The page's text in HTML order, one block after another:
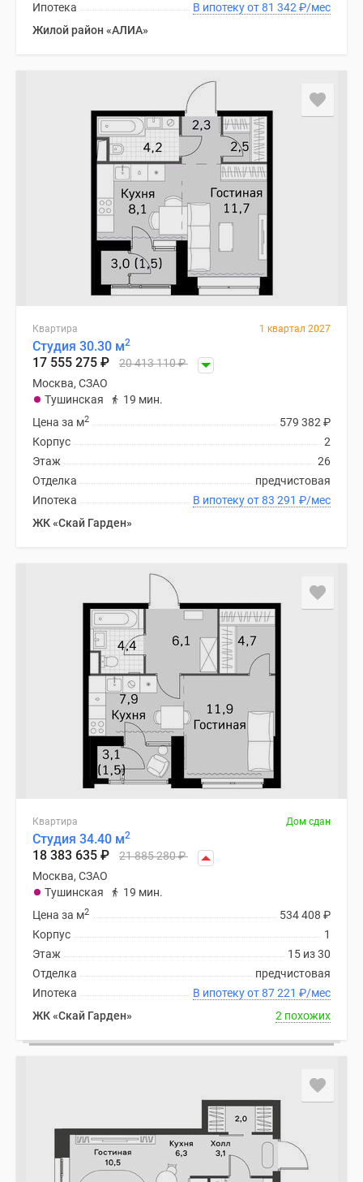
премиум-
класса
Новостройки
бизнес-
класса
Рассрочка
Траншевая
ипотека
коттеджи
Коттеджные
лесу
Коттеджные
поселки
водоема
Коттеджные
поселки
ипотеку
Бизнес-
центры
Коттеджи
В ипотеку от 81 342 ₽/мес
Ипотека
Жилой район «АЛИА»
Квартира 1 квартал 2027
Студия 30.30 м2
17 555 275 ₽ 20 413 110₽
Москва, СЗАО
Тушинская
19 мин.
579 382 ₽
Цена за м2
2
Корпус
26
Этаж
предчистовая
Отделка
В ипотеку от 83 291 ₽/мес
Ипотека
ЖК «Скай Гарден»
Квартира Дом сдан
Студия 34.40 м2
18 383 635 ₽ 21 885 280₽
Москва, СЗАО
Тушинская
19 мин.
534 408 ₽
Цена за м2
1
Корпус
15 из 30
Этаж
предчистовая
Отделка
В ипотеку от 87 221 ₽/мес
Ипотека
ЖК «Скай Гарден»
2 похожих